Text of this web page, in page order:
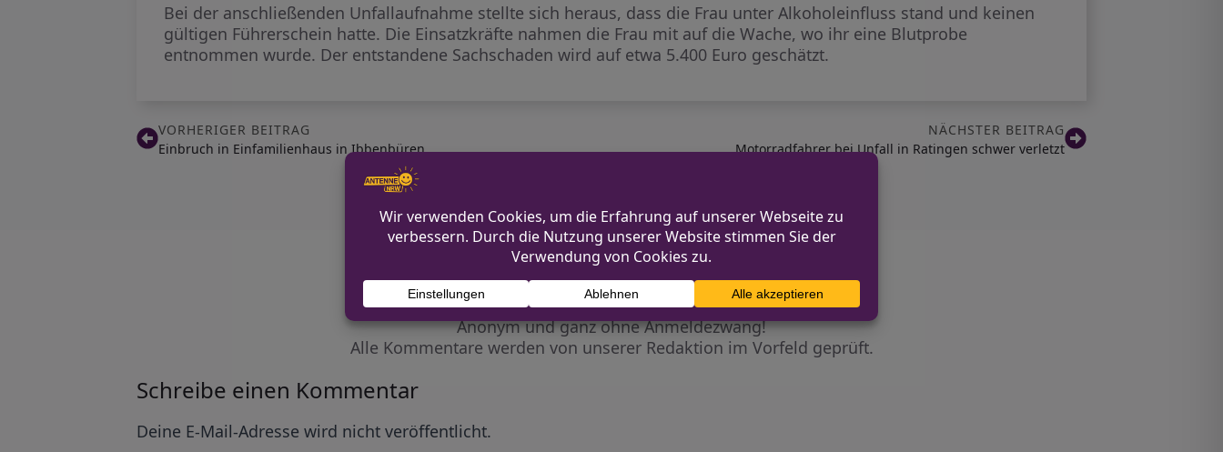
Bei der anschließenden Unfallaufnahme stellte sich heraus, dass die Frau unter Alkoholeinfluss stand und keinen
gültigen Führerschein hatte. Die Einsatzkräfte nahmen die Frau mit auf die Wache, wo ihr eine Blutprobe
entnommen wurde. Der entstandene Sachschaden wird auf etwa 5.400 Euro geschätzt.
VORHERIGER BEITRAG
Einbruch in Einfamilienhaus in Ibbenbüren
NÄCHSTER BEITRAG
Motorradfahrer bei Unfall in Ratingen schwer verletzt
Diskutiere mit!
Anonym und ganz ohne Anmeldezwang!
Alle Kommentare werden von unserer Redaktion im Vorfeld geprüft.
Schreibe einen Kommentar
Deine E-Mail-Adresse wird nicht veröffentlicht.